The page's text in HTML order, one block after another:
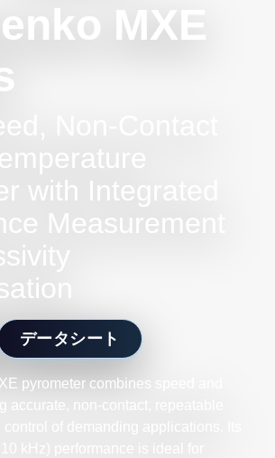
MXE
Non-Contact
with Integrated
Measurement
データシート
pyrometer combines speed and
accurate, non-contact, repeatable